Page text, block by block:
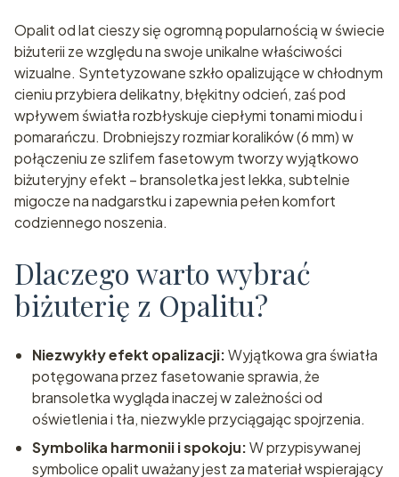
Opalit od lat cieszy się ogromną popularnością w świecie
biżuterii ze względu na swoje unikalne właściwości
wizualne. Syntetyzowane szkło opalizujące w chłodnym
cieniu przybiera delikatny, błękitny odcień, zaś pod
wpływem światła rozbłyskuje ciepłymi tonami miodu i
pomarańczu. Drobniejszy rozmiar koralików (6 mm) w
połączeniu ze szlifem fasetowym tworzy wyjątkowo
biżuteryjny efekt – bransoletka jest lekka, subtelnie
migocze na nadgarstku i zapewnia pełen komfort
codziennego noszenia.
Dlaczego warto wybrać
biżuterię z Opalitu?
Niezwykły efekt opalizacji:Wyjątkowa gra światła
potęgowana przez fasetowanie sprawia, że
bransoletka wygląda inaczej w zależności od
oświetlenia i tła, niezwykle przyciągając spojrzenia.
Symbolika harmonii i spokoju:W przypisywanej
symbolice opalit uważany jest za materiał wspierający